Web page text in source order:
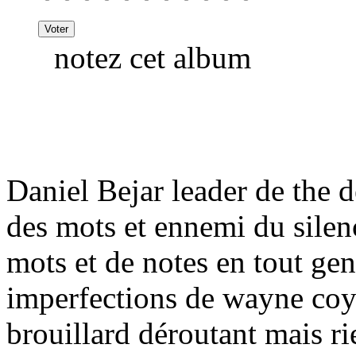
notez cet album
Daniel Bejar leader de the
des mots et ennemi du
mots et de notes en tout
imperfections de wayne
brouillard déroutant mais